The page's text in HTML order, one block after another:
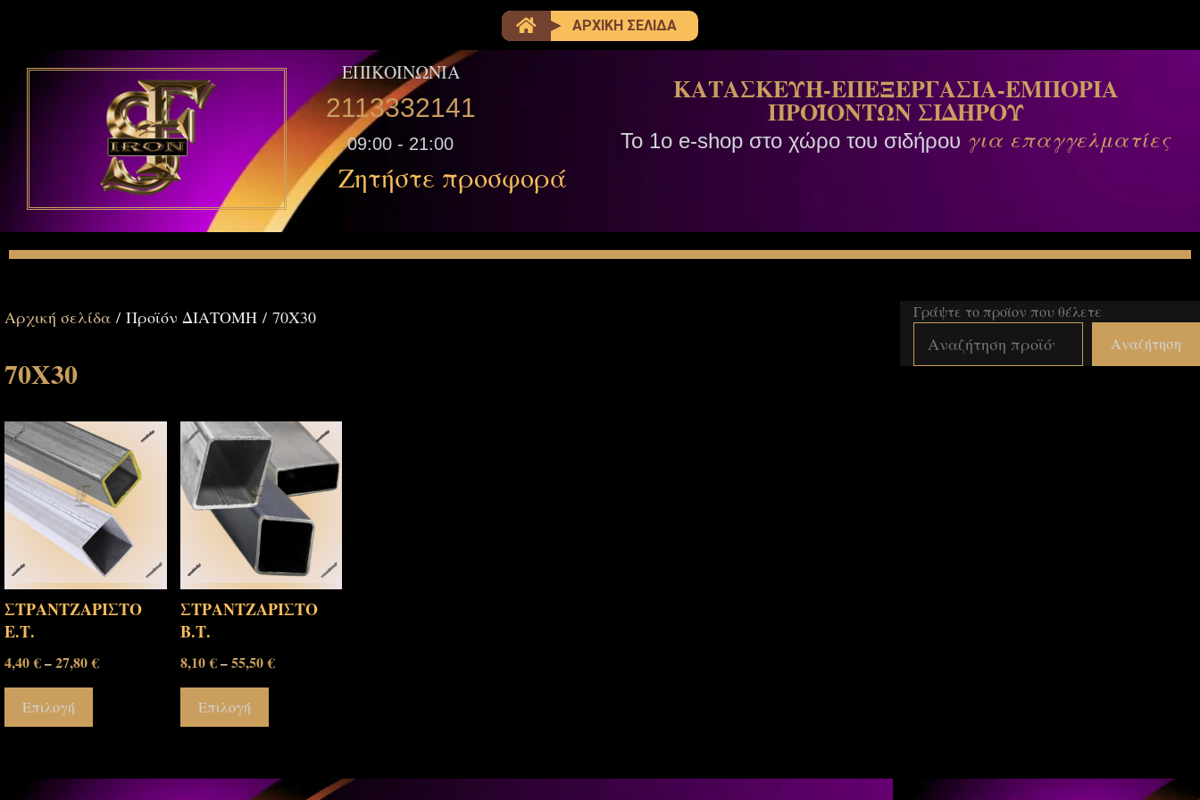
ΑΡΧΙΚΗ ΣΕΛΙΔΑ
ΕΠΙΚΟΙΝΩΝΙΑ
2113332141
09:00 - 21:00
Ζητήστε προσφορά
ΚΑΤΑΣΚΕΥΗ-ΕΠΕΞΕΡΓΑΣΙΑ-ΕΜΠΟΡΙΑ
ΠΡΟΪΟΝΤΩΝ ΣΙΔΗΡΟΥ
Το 1ο e-shop στο χώρο του σιδήρου για επαγγελματίες
Αρχική σελίδα / Προϊόν ΔΙΑΤΟΜΗ / 70Χ30
70Χ30
ΣΤΡΑΝΤΖΑΡΙΣΤΟ
Ε.Τ.
4,40€–27,80€
Επιλογή
ΣΤΡΑΝΤΖΑΡΙΣΤΟ
Β.Τ.
8,10€–55,50€
Επιλογή
Γράψτε το προϊον που θέλετε
Αναζήτηση